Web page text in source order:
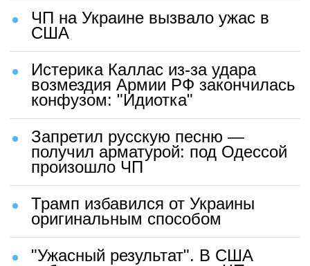
ЧП на Украине вызвало ужас в
США
Истерика Каллас из-за удара
возмездия Армии РФ закончилась
конфузом: "Идиотка"
Запретил русскую песню —
получил арматурой: под Одессой
произошло ЧП
Трамп избавился от Украины
оригинальным способом
"Ужасный результат". В США